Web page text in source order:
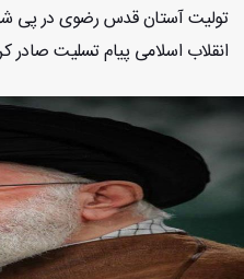
تولیت آستان قدس رضوی در پی
انقلاب اسلامی پیام تسلیت صادر